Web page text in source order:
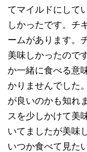
てマイルドにして
しかったです。チ
ームがあります。
美味しかったので
か一緒に食べる意
かりませんでした
が良いのかも知れ
スを少しかけて美
いてましたが美味
いつか食べて見た